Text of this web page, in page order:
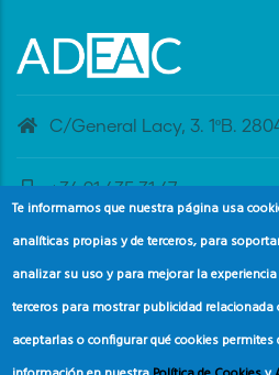
C/General Lacy, 3. 1ºB.
+34 91 435 31 47
banderaazul@adeac.es
Te informamos que nuestra página usa
analíticas propias y de terceros, para
analizar su uso y para mejorar la
terceros para mostrar publicidad relacionada
aceptarlas o configurar qué cookies permites